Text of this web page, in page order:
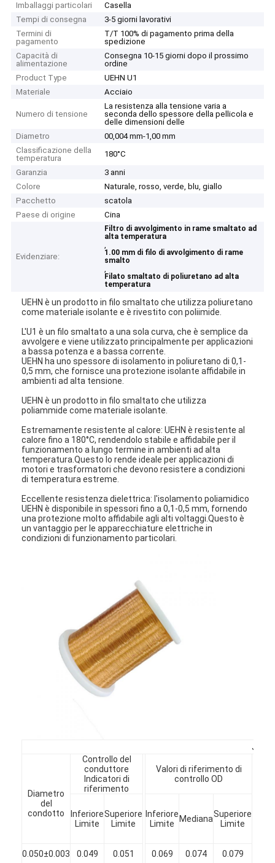
Casa.
Imballaggi particolari
Casella
Tempi di consegna
3-5 giorni lavorativi
Termini di
pagamento
T/T 100% di pagamento prima della
spedizione
Capacità di
alimentazione
Consegna 10-15 giorni dopo il prossimo
ordine
Product Type
UEHN U1
Materiale
Acciaio
Numero di tensione
La resistenza alla tensione varia a
seconda dello spessore della pellicola e
delle dimensioni delle
Diametro
00,004 mm-1,00 mm
Classificazione della
temperatura
180°C
Garanzia
3 anni
Colore
Naturale, rosso, verde, blu, giallo
Pacchetto
scatola
Paese di origine
Cina
Evidenziare:
Filtro di avvolgimento in rame smaltato ad
alta temperatura
,
1.00 mm di filo di avvolgimento di rame
smalto
,
Filato smaltato di poliuretano ad alta
temperatura
UEHN è un prodotto in filo smaltato che utilizza poliuretano
come materiale isolante e è rivestito con poliimide.
L'U1 è un filo smaltato a una sola curva, che è semplice da
avvolgere e viene utilizzato principalmente per applicazioni
a bassa potenza e a bassa corrente.
UEHN ha uno spessore di isolamento in poliuretano di 0,1-
0,5 mm, che fornisce una protezione isolante affidabile in
ambienti ad alta tensione.
UEHN è un prodotto in filo smaltato che utilizza
poliammide come materiale isolante.
Estremamente resistente al calore: UEHN è resistente al
calore fino a 180°C, rendendolo stabile e affidabile per il
funzionamento a lungo termine in ambienti ad alta
temperatura.Questo lo rende ideale per applicazioni di
motori e trasformatori che devono resistere a condizioni
di temperatura estreme.
Eccellente resistenza dielettrica: l'isolamento poliamidico
UEHN è disponibile in spessori fino a 0,1-0,5 mm, fornendo
una protezione molto affidabile agli alti voltaggi.Questo è
un vantaggio per le apparecchiature elettriche in
condizioni di funzionamento particolari.
Diametro
del
condotto
Controllo del
conduttore
Indicatori di
riferimento
Valori di riferimento di
controllo OD
Inferiore
Limite
Superiore
Limite
Inferiore
Limite
MedianaSuperiore
Limite
0.050±0.003
0.049 0.051 0.069 0.074 0.079